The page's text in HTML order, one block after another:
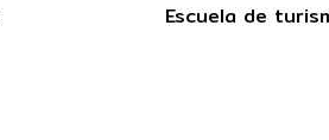
Escuela de